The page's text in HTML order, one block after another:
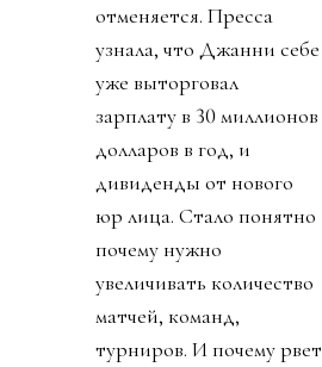
отменяется. Пресса
узнала, что Джанни себе
уже выторговал
зарплату в 30 миллионов
долларов в год, и
дивиденды от нового
юр лица. Стало понятно
почему нужно
увеличивать количество
матчей, команд,
турниров. И почему рвет